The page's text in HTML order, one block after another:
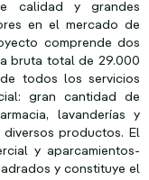
calidad y grandes
en el mercado de
comprende dos
bruta total de 29.000
todos los servicios
gran cantidad de
lavanderías y
productos. El
y aparcamientos-
y constituye el